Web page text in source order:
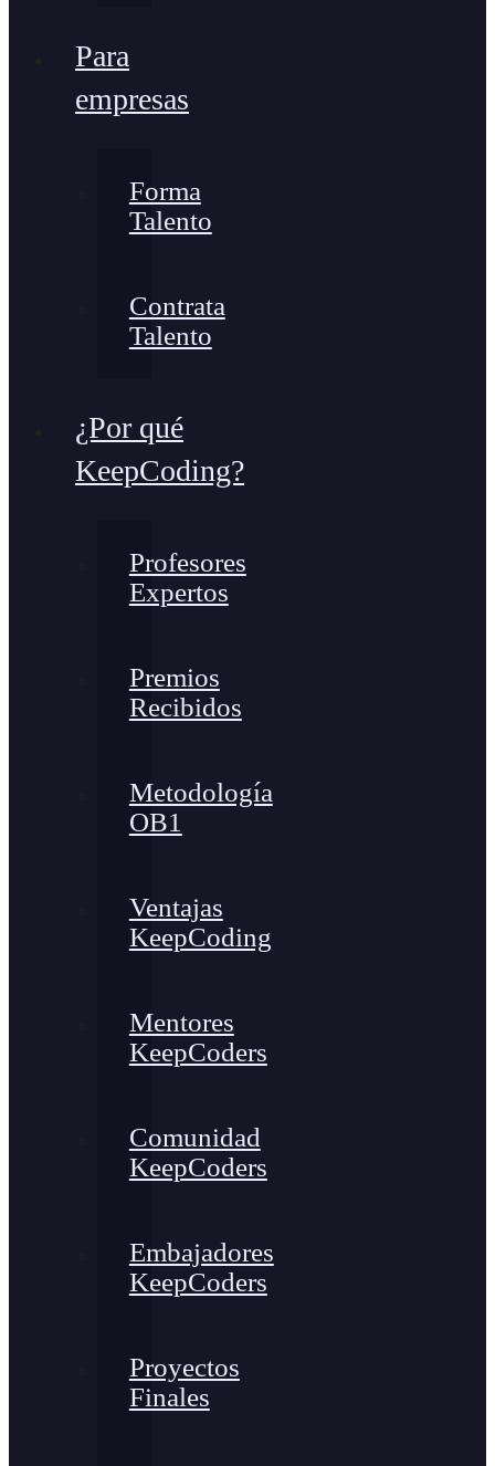
Para
empresas
Forma
Talento
Contrata
Talento
¿Por qué
KeepCoding?
Profesores
Expertos
Premios
Recibidos
Metodología
OB1
Ventajas
KeepCoding
Mentores
KeepCoders
Comunidad
KeepCoders
Embajadores
KeepCoders
Proyectos
Finales